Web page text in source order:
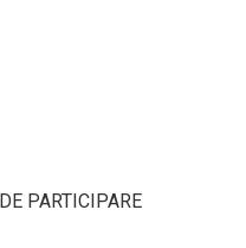
PARTICIPARE